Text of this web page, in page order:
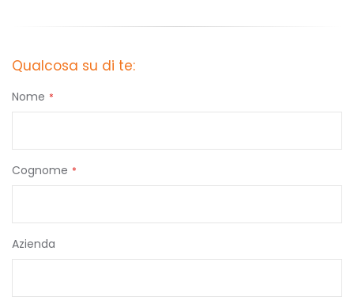
Qualcosa su di te:
Nome
Cognome
Azienda